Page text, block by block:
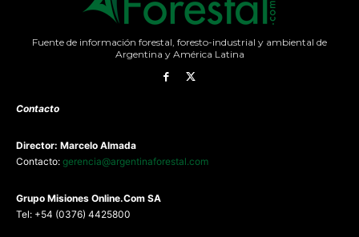
Fuente de información forestal, foresto-industrial y ambiental de
Argentina y América Latina
Contacto
Director: Marcelo Almada
Contacto: gerencia@argentinaforestal.com
Grupo Misiones Online.Com SA
Tel: +54 (0376) 4425800